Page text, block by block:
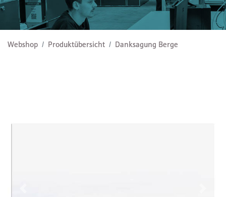
Webshop Produktübersicht Danksagung Berge
Danksagung Berge